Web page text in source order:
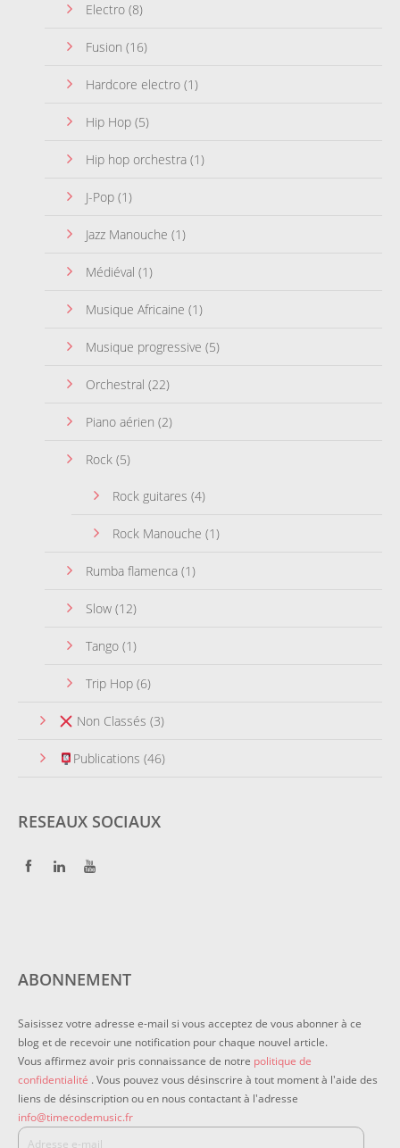
Electro (8)
Fusion (16)
Hardcore electro (1)
Hip Hop (5)
Hip hop orchestra (1)
J-Pop (1)
Jazz Manouche (1)
Médiéval (1)
Musique Africaine (1)
Musique progressive (5)
Orchestral (22)
Piano aérien (2)
Rock (5)
Rock guitares (4)
Rock Manouche (1)
Rumba flamenca (1)
Slow (12)
Tango (1)
Trip Hop (6)
Non Classés (3)
Publications (46)
RESEAUX SOCIAUX
ABONNEMENT
Saisissez votre adresse e-mail si vous acceptez de vous abonner à ce
blog et de recevoir une notification pour chaque nouvel article.
Vous affirmez avoir pris connaissance de notre politique de
confidentialité . Vous pouvez vous désinscrire à tout moment à l'aide des
liens de désinscription ou en nous contactant à l'adresse
info@timecodemusic.fr